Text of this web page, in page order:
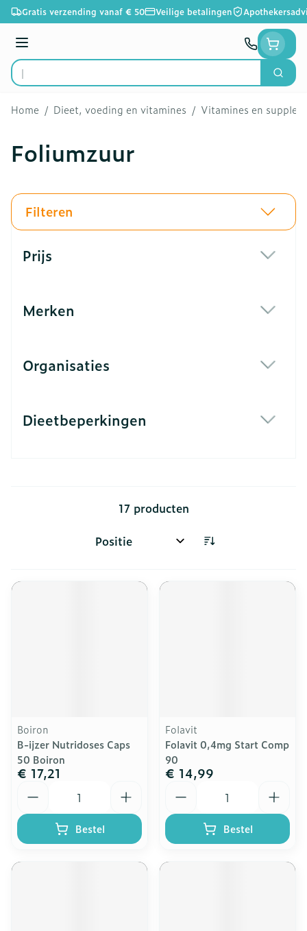
Ga naar de inhoud
Gratis verzending vanaf € 50 Veilige betalingen
Menu
Product, merk, categorie...
Zoek
Home / Dieet, voeding en vitamines / Vitamines en
Foliumzuur
Filteren
Prijs
Merken
Organisaties
Dieetbeperkingen
17producten
Sorteer op:
Boiron
B-ijzer Nutridoses Caps
50 Boiron
€ 17,21
Bestel
Folavit
Folavit 0,4mg Start Comp
90
€ 14,99
Bestel